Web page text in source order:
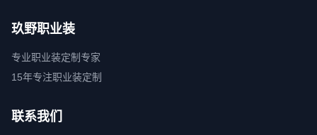
玖野职业装
专业职业装定制专家
15年专注职业装定制
联系我们